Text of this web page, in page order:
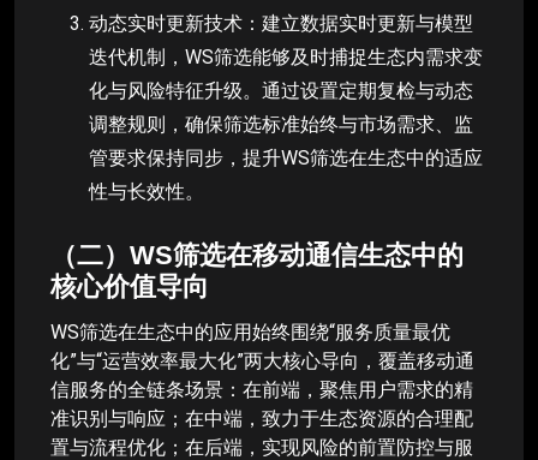
动态实时更新技术：建立数据实时更新与模型
迭代机制，WS筛选能够及时捕捉生态内需求变
化与风险特征升级。通过设置定期复检与动态
调整规则，确保筛选标准始终与市场需求、监
管要求保持同步，提升WS筛选在生态中的适应
性与长效性。
（二）WS筛选在移动通信生态中的
核心价值导向
WS筛选在生态中的应用始终围绕“服务质量最优
化”与“运营效率最大化”两大核心导向，覆盖移动通
信服务的全链条场景：在前端，聚焦用户需求的精
准识别与响应；在中端，致力于生态资源的合理配
置与流程优化；在后端，实现风险的前置防控与服